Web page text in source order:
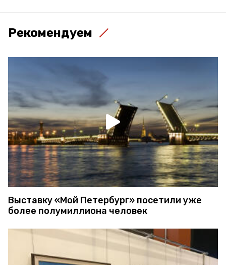
Рекомендуем
Выставку «Мой Петербург» посетили уже
более полумиллиона человек